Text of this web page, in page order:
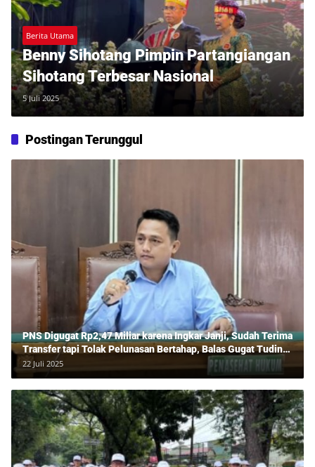
Berita Utama
Benny Sihotang Pimpin Partangiangan
Sihotang Terbesar Nasional
5 Juli 2025
Postingan Terunggul
PNS Digugat Rp2,47 Miliar karena Ingkar Janji, Sudah Terima
Transfer tapi Tolak Pelunasan Bertahap, Balas Gugat Tuding
Lawan Tipu Rp850 Juta
22 Juli 2025